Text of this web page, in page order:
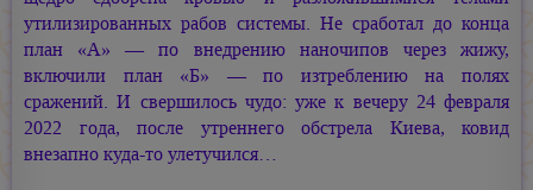
утилизированных рабов системы. Не сработал до конца
план «А» — по внедрению наночипов через жижу,
включили план «Б» — по изтреблению на полях
сражений. И свершилось чудо: уже к вечеру 24 февраля
2022 года, после утреннего обстрела Киева, ковид
внезапно куда-то улетучился…